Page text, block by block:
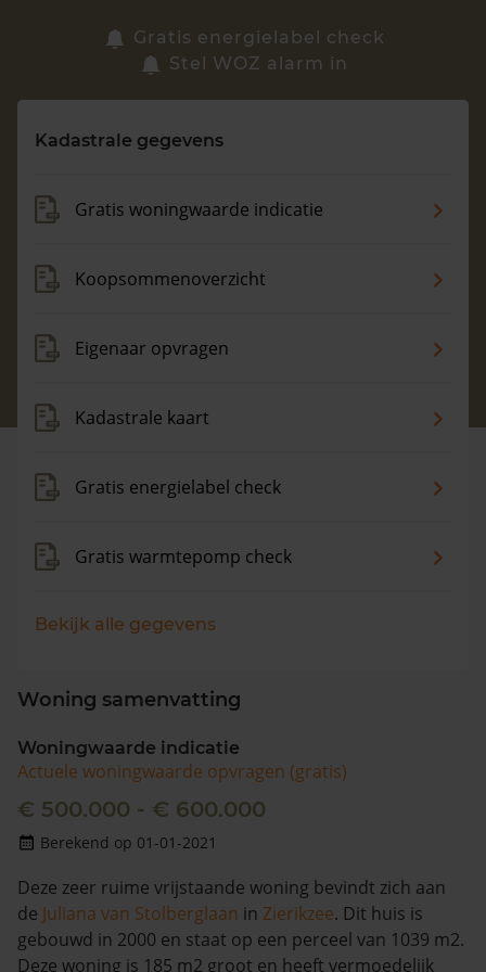
Vragen? Neem contact met ons op
088 220 4200
Gratis energielabel check
Stel WOZ alarm in
Kadastrale gegevens
Gratis woningwaarde indicatie
Koopsommenoverzicht
Eigenaar opvragen
Kadastrale kaart
Gratis energielabel check
Gratis warmtepomp check
Bekijk alle gegevens
Woning samenvatting
Woningwaarde indicatie
Actuele woningwaarde opvragen (gratis)
€ 500.000 - € 600.000
Berekend op 01-01-2021
Deze zeer ruime vrijstaande woning bevindt zich aan
de Juliana van Stolberglaan in Zierikzee. Dit huis is
gebouwd in 2000 en staat op een perceel van 1039 m2.
Deze woning is 185 m2 groot en heeft vermoedelijk